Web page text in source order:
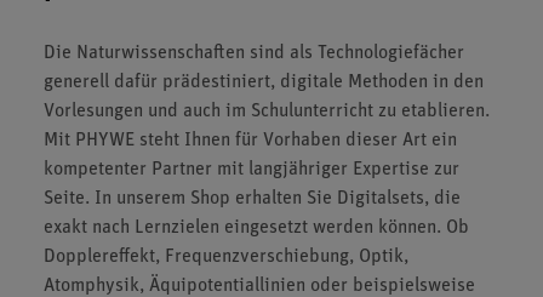
Die Naturwissenschaften sind als Technologiefächer
generell dafür prädestiniert, digitale Methoden in den
Vorlesungen und auch im Schulunterricht zu etablieren.
Mit PHYWE steht Ihnen für Vorhaben dieser Art ein
kompetenter Partner mit langjähriger Expertise zur
Seite. In unserem Shop erhalten Sie Digitalsets, die
exakt nach Lernzielen eingesetzt werden können. Ob
Dopplereffekt, Frequenzverschiebung, Optik,
Atomphysik, Äquipotentiallinien oder beispielsweise